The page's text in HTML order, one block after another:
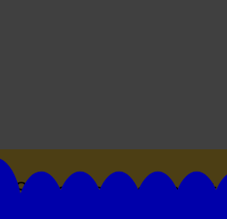
Suivez toutes les